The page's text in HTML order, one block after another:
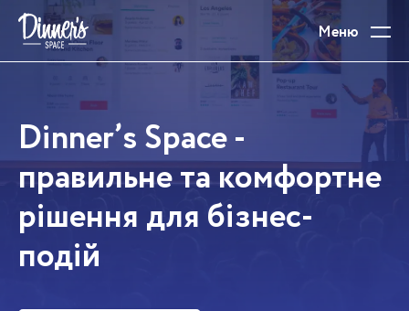
Меню
Dinner’s Space -
правильне та комфортне
рішення для бізнес-
подій